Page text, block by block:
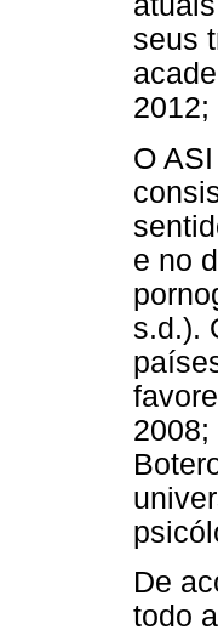
seus
2012;
O
e no
s.d.).
2008;
De
todo